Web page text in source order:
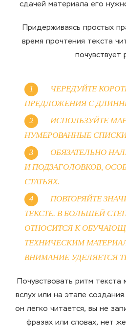
сдачей материала его
Придерживаясь простых
время прочтения текста
почувствует
ЧЕРЕДУЙТЕ
ПРЕДЛОЖЕНИЯ С
ИСПОЛЬЗУЙТЕ
НУМЕРОВАННЫЕ
ОБЯЗАТЕЛЬНО
И ПОДЗАГОЛОВКОВ,
СТАТЬЯХ.
ПОВТОРЯЙТЕ
ТЕКСТЕ. В БОЛЬШЕЙ
ОТНОСИТСЯ К
ТЕХНИЧЕСКИМ
ВНИМАНИЕ УДЕЛЯЕТСЯ
Почувствовать ритм текста
вслух или на этапе
он легко читается, вы не
фразах или словах, нет